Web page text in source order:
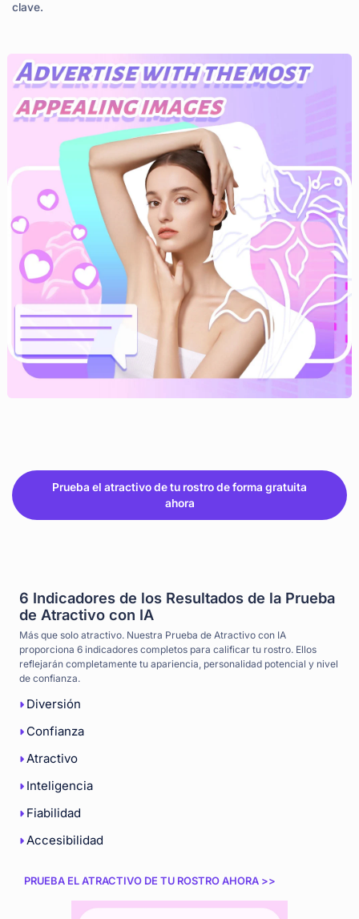
clave.
Prueba el atractivo de tu rostro de forma gratuita
ahora
6 Indicadores de los Resultados de la Prueba
de Atractivo con IA
Más que solo atractivo. Nuestra Prueba de Atractivo con IA
proporciona 6 indicadores completos para calificar tu rostro. Ellos
reflejarán completamente tu apariencia, personalidad potencial y nivel
de confianza.
Diversión
Confianza
Atractivo
Inteligencia
Fiabilidad
Accesibilidad
PRUEBA EL ATRACTIVO DE TU ROSTRO AHORA >>